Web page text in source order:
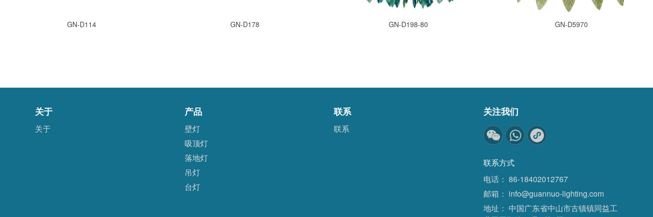
GN-D114 GN-D178 GN-D198-80 GN-D5970
关于
关于
产品
壁灯
吸顶灯
落地灯
吊灯
台灯
联系
联系
关注我们
联系方式
电话： 86-18402012767
邮箱： info@guannuo-lighting.com
地址： 中国广东省中山市古镇镇同益工